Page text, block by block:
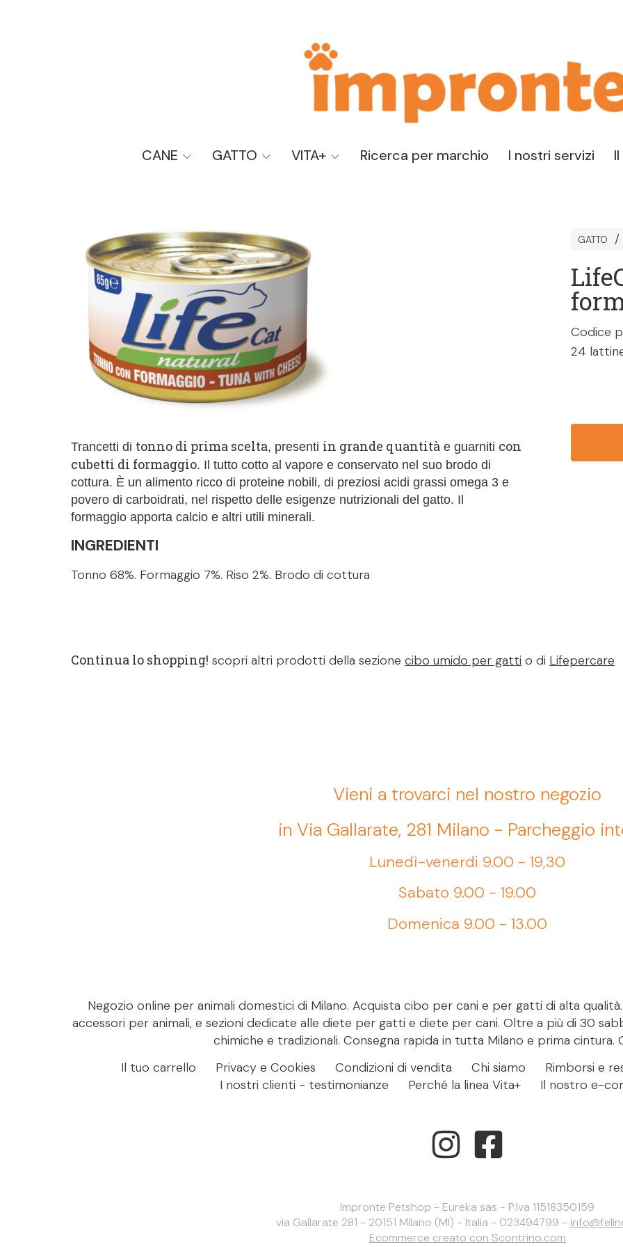
CANE GATTO VITA+ Ricerca per marchio I nostri servizi
Trancetti di tonno di prima scelta, presenti in grande quantità e guarniti con
cubetti di formaggio. Il tutto cotto al vapore e conservato nel suo brodo di
cottura. È un alimento ricco di proteine nobili, di preziosi acidi grassi omega 3 e
povero di carboidrati, nel rispetto delle esigenze nutrizionali del gatto. Il
formaggio apporta calcio e altri utili minerali.
INGREDIENTI
Tonno 68%. Formaggio 7%. Riso 2%. Brodo di cottura
GATTO
Codice
24
Continua lo shopping! scopri altri prodotti della sezione cibo umido per gatti o di Lifepercare
Vieni a trovarci nel nostro negozio
in Via Gallarate, 281 Milano - Parcheggio
Lunedì-venerdi 9.00 - 19,30
Sabato 9.00 - 19.00
Domenica 9.00 - 13.00
Negozio online per animali domestici di Milano. Acquista cibo per cani e per gatti di alta
accessori per animali, e sezioni dedicate alle diete per gatti e diete per cani. Oltre a più di 30
chimiche e tradizionali. Consegna rapida in tutta Milano e prima cintura.
Il tuo carrello
Privacy e Cookies Condizioni di vendita Chi siamo Rimborsi e
I nostri clienti - testimonianze
Perché la linea Vita+ Il nostro e-
Impronte Petshop - Eureka sas - P.Iva 11518350159
via Gallarate 281 - 20151 Milano (MI) - Italia - 023494799 -
Ecommerce creato con Scontrino.com